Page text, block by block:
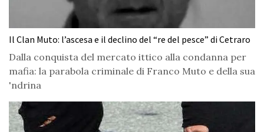
Il Clan Muto: l’ascesa e il declino del “re del pesce” di Cetraro
Dalla conquista del mercato ittico alla condanna per
mafia: la parabola criminale di Franco Muto e della sua
'ndrina